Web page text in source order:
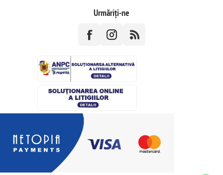
Urmăriți-ne